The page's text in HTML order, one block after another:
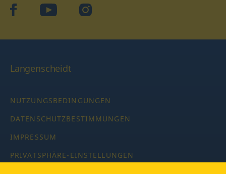
facebookYouTube Instagram
Langenscheidt
NUTZUNGSBEDINGUNGEN
DATENSCHUTZBESTIMMUNGEN
IMPRESSUM
PRIVATSPHÄRE-EINSTELLUNGEN